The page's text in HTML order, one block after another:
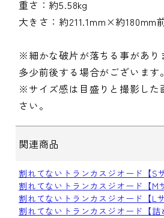
重さ：約5.58kg
大きさ：約211.1mm×約180mm
※細かな破片が落ちる事があり
多少前後する場合がございます。
※サイズ感は目盛りと撮影した
さい。
関連商品
割れてないトランカスジオード【S
割れてないトランカスジオード【M
割れてないトランカスジオード【Lサ
割れてないトランカスジオード【詰